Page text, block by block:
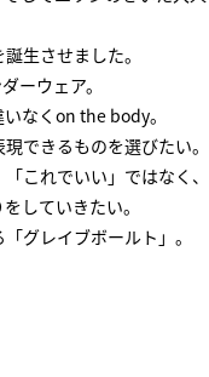
生させました。
ーウェア。
なくon the body。
できるものを選びたい。
これでいい」ではなく、
していきたい。
グレイブボールト」。